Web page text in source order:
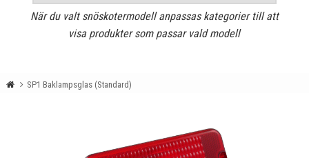
När du valt snöskotermodell anpassas kategorier till att
visa produkter som passar vald modell
SP1 Baklampsglas (Standard)